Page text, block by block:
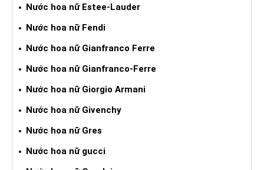
Nước hoa nữ Estee-Lauder
Nước hoa nữ Fendi
Nước hoa nữ Gianfranco Ferre
Nước hoa nữ Gianfranco-Ferre
Nước hoa nữ Giorgio Armani
Nước hoa nữ Givenchy
Nước hoa nữ Gres
Nước hoa nữ gucci